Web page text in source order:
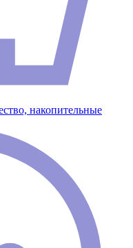
накопительные